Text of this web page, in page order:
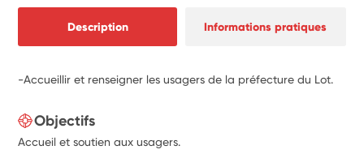
Description Informations pratiques
-Accueillir et renseigner les usagers de la préfecture du Lot.
Objectifs
Accueil et soutien aux usagers.